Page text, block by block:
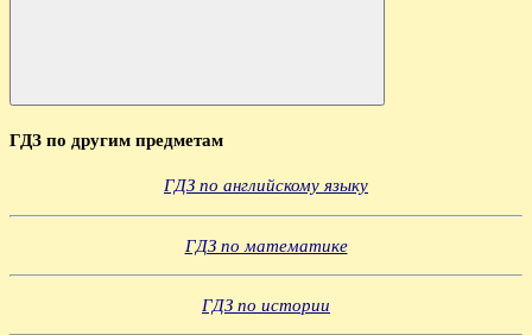
Поиск
ГДЗ по другим предметам
ГДЗ по английскому языку
ГДЗ по математике
ГДЗ по истории